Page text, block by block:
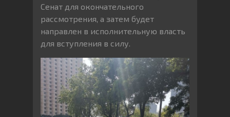
Сенат для окончательного
рассмотрения, а затем будет
направлен в исполнительную власть
для вступления в силу.